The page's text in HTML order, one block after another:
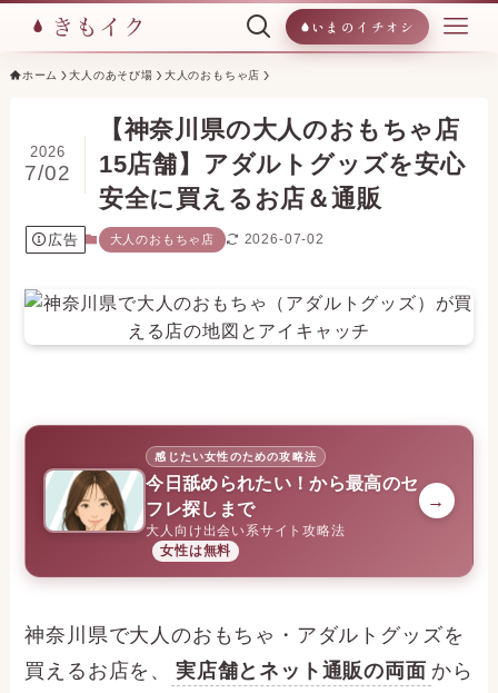
いまのイチオシ
ホーム 大人のあそび場 大人のおもちゃ店
【神奈川県の大人のおもちゃ店
15店舗】アダルトグッズを安心
安全に買えるお店＆通販
2026
7/02
広告 大人のおもちゃ店 2026-07-02
感じたい女性のための攻略法
今日舐められたい！から最高のセ
フレ探しまで
大人向け出会い系サイト攻略法
女性は無料
→
神奈川県で大人のおもちゃ・アダルトグッズを
買えるお店を、
実店舗とネット通販の両面 から